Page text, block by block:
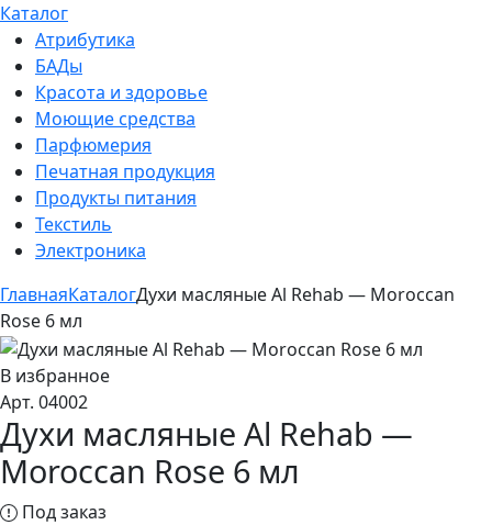
Каталог
Атрибутика
БАДы
Красота и здоровье
Моющие средства
Парфюмерия
Печатная продукция
Продукты питания
Текстиль
Электроника
ГлавнаяКаталогДухи масляные Al Rehab — Moroccan
Rose 6 мл
В избранное
Арт. 04002
Духи масляные Al Rehab —
Moroccan Rose 6 мл
Под заказ